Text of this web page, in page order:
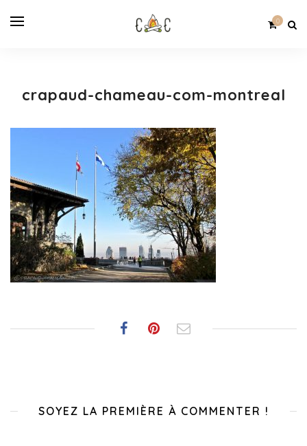
0
crapaud-chameau-com-montreal
SOYEZ LA PREMIÈRE À COMMENTER !